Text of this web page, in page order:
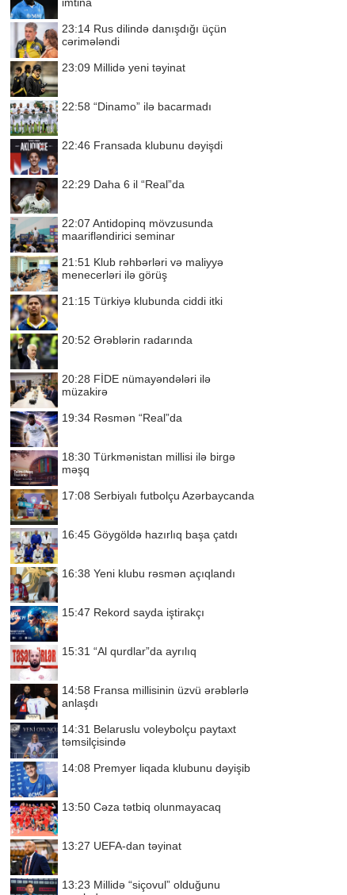
23:14 Rus dilində danışdığı üçün
cərimələndi
23:09 Millidə yeni təyinat
22:58 “Dinamo” ilə bacarmadı
22:46 Fransada klubunu dəyişdi
22:29 Daha 6 il “Real”da
22:07 Antidopinq mövzusunda
maarifləndirici seminar
21:51 Klub rəhbərləri və maliyyə
menecerləri ilə görüş
21:15 Türkiyə klubunda ciddi itki
20:52 Ərəblərin radarında
20:28 FİDE nümayəndələri ilə
müzakirə
19:34 Rəsmən “Real”da
18:30 Türkmənistan millisi ilə birgə
məşq
17:08 Serbiyalı futbolçu Azərbaycanda
16:45 Göygöldə hazırlıq başa çatdı
16:38 Yeni klubu rəsmən açıqlandı
15:47 Rekord sayda iştirakçı
15:31 “Al qurdlar”da ayrılıq
14:58 Fransa millisinin üzvü ərəblərlə
anlaşdı
14:31 Belaruslu voleybolçu paytaxt
təmsilçisində
14:08 Premyer liqada klubunu dəyişib
13:50 Cəza tətbiq olunmayacaq
13:27 UEFA-dan təyinat
13:23 Millidə “siçovul” olduğunu